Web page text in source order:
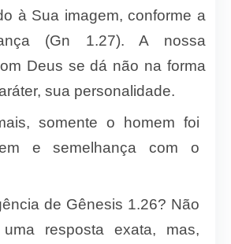
à Sua imagem, conforme a
(Gn 1.27). A nossa
Deus se dá não na forma
sua personalidade.
somente o homem foi
e semelhança com o
de Gênesis 1.26? Não
resposta exata, mas,